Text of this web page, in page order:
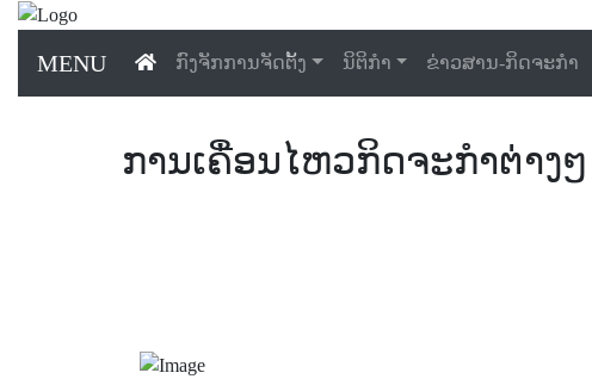
MENU ກົງຈັກການຈັດຕັ້ງ ນິຕິກຳ ຂ່າວສານ-ກິດຈະກຳ
ການເຄື່ອນໄຫວກິດຈະກຳຕ່າງໆ